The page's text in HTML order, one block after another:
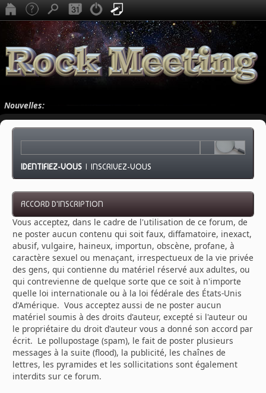
Nouvelles:
IDENTIFIEZ-VOUS |INSCRIVEZ-VOUS
ACCORD D'INSCRIPTION
Vous acceptez, dans le cadre de l'utilisation de ce forum, de
ne poster aucun contenu qui soit faux, diffamatoire, inexact,
abusif, vulgaire, haineux, importun, obscène, profane, à
caractère sexuel ou menaçant, irrespectueux de la vie privée
des gens, qui contienne du matériel réservé aux adultes, ou
qui contrevienne de quelque sorte que ce soit à n'importe
quelle loi internationale ou à la loi fédérale des États-Unis
d'Amérique. Vous acceptez aussi de ne poster aucun
matériel soumis à des droits d'auteur, excepté si l'auteur ou
le propriétaire du droit d'auteur vous a donné son accord par
écrit. Le pollupostage (spam), le fait de poster plusieurs
messages à la suite (flood), la publicité, les chaînes de
lettres, les pyramides et les sollicitations sont également
interdits sur ce forum.